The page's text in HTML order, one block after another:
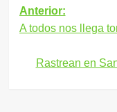
de
entradas
Anterior:
A todos nos llega
Rastrean en